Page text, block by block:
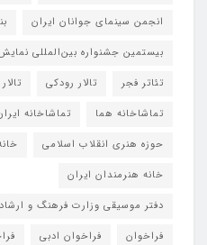
انجمن سینمای جوانان ایران
بیستمین جشنواره بین‌المللی
تئاتر فجر
تالار رودکی
تماشاخانه هما
تماشاخانه‌
حوزه هنری انقلاب اسلامی
خانه هنرمندان ایران
دفتر موسیقی وزارت فرهنگ و
فراخوان
فراخوان ادبی